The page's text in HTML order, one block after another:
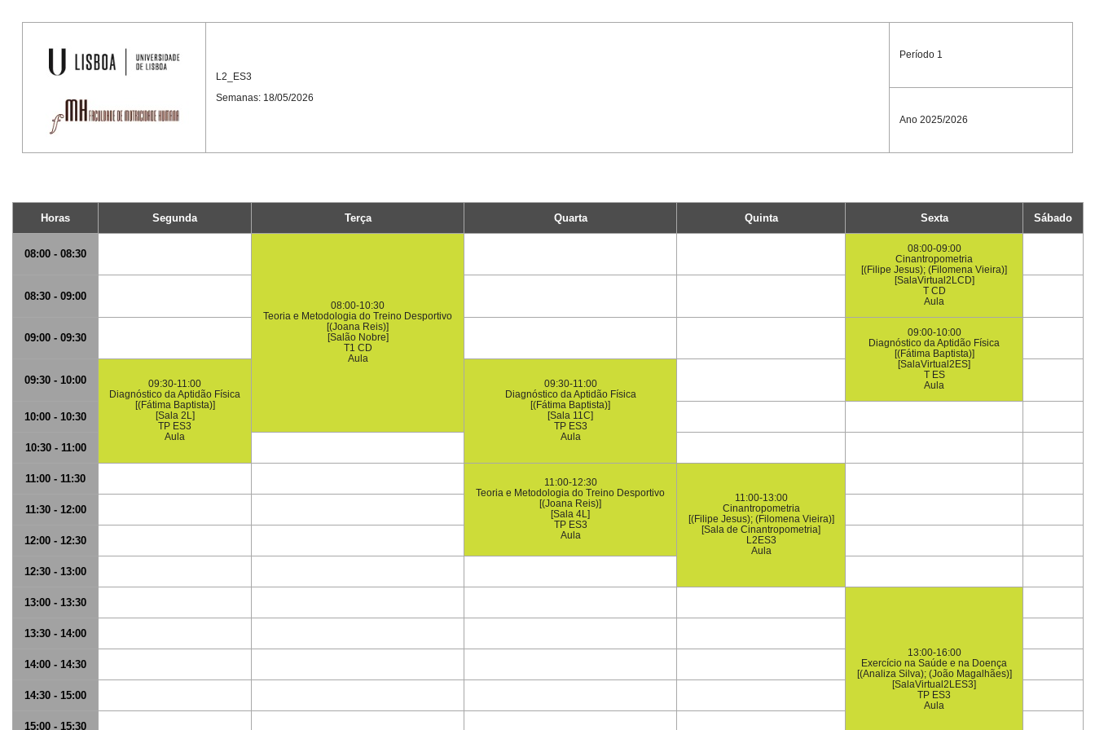
L2_ES3
Semanas: 18/05/2026
Período 1
Ano 2025/2026
Horas Segunda Terça Quarta Quinta Sexta Sábado
08:00 - 08:30
08:00-10:30
Teoria e Metodologia do Treino Desportivo
[(Joana Reis)]
[Salão Nobre]
T1 CD
Aula
08:00-09:00
Cinantropometria
[(Filipe Jesus); (Filomena Vieira)]
[SalaVirtual2LCD]
T CD
Aula
08:30 - 09:00
09:00 - 09:30
09:00-10:00
Diagnóstico da Aptidão Física
[(Fátima Baptista)]
[SalaVirtual2ES]
T ES
Aula
09:30 - 10:00
09:30-11:00
Diagnóstico da Aptidão Física
[(Fátima Baptista)]
[Sala 2L]
TP ES3
Aula
09:30-11:00
Diagnóstico da Aptidão Física
[(Fátima Baptista)]
[Sala 11C]
TP ES3
Aula
10:00 - 10:30
10:30 - 11:00
11:00 - 11:30
11:00-12:30
Teoria e Metodologia do Treino Desportivo
[(Joana Reis)]
[Sala 4L]
TP ES3
Aula
11:00-13:00
Cinantropometria
[(Filipe Jesus); (Filomena Vieira)]
[Sala de Cinantropometria]
L2ES3
Aula
11:30 - 12:00
12:00 - 12:30
12:30 - 13:00
13:00 - 13:30
13:00-16:00
Exercício na Saúde e na Doença
[(Analiza Silva); (João Magalhães)]
[SalaVirtual2LES3]
TP ES3
Aula
13:30 - 14:00
14:00 - 14:30
14:30 - 15:00
15:00 - 15:30